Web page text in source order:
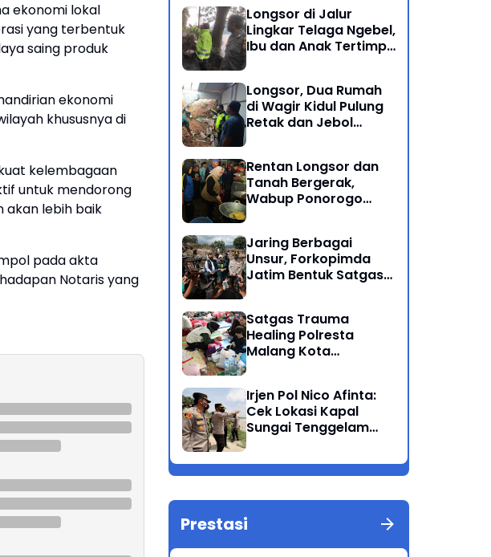
ekonomi lokal
yang terbentuk
saing produk
ekonomi
khususnya di
kelembagaan
untuk mendorong
akan lebih baik
pada akta
Notaris yang
Longsor di Jalur
Lingkar Telaga Ngebel,
Ibu dan Anak Tertimpa
Longsor, Dua Rumah
di Wagir Kidul Pulung
Retak dan Jebol
Rentan Longsor dan
Tanah Bergerak,
Wabup Ponorogo
Pengungsian
Jaring Berbagai
Unsur, Forkopimda
Jatim Bentuk Satgas
Satgas Trauma
Healing Polresta
Malang Kota
Bandang
Irjen Pol Nico Afinta:
Cek Lokasi Kapal
Sungai Tenggelam
Tuban
Prestasi